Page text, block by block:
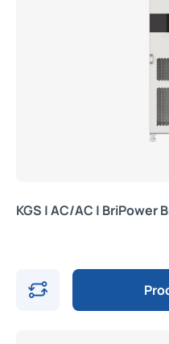
KGS | AC/AC | BriPower